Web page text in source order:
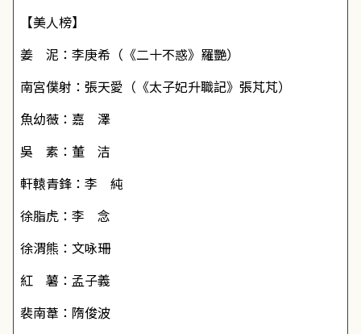
【美人榜】
姜 泥：李庚希（《二十不惑》羅艷）
南宮僕射：張天愛（《太子妃升職記》張芃芃）
魚幼薇：嘉 澤
吳 素：董 洁
軒轅青鋒：李 純
徐脂虎：李 念
徐渭熊：文咏珊
紅 薯：孟子義
裴南葦：隋俊波